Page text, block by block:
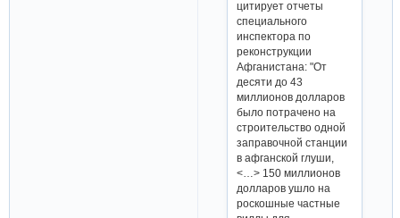
цитирует отчеты
специального
инспектора по
реконструкции
Афганистана: "От
десяти до 43
миллионов долларов
было потрачено на
строительство одной
заправочной станции
в афганской глуши,
<…> 150 миллионов
долларов ушло на
роскошные частные